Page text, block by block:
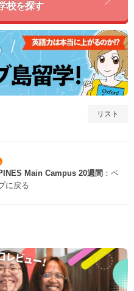
校を探す
リスト
Main Campus 20週間 ：ペ
に戻る